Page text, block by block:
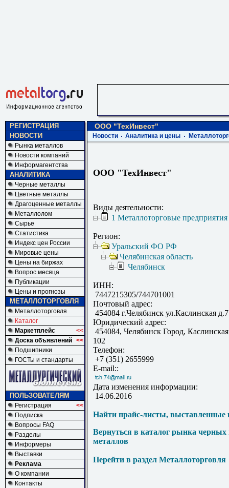
РЕГИСТРАЦИЯ
НОВОСТИ
Рынка металлов
Новости компаний
Информагентства
АНАЛИТИКА
Черные металлы
Цветные металлы
Драгоценные металлы
Металлолом
Сырье
Статистика
Индекс цен России
Мировые цены
Цены на биржах
Вопрос месяца
Публикации
Цены и прогнозы
МЕТАЛЛОТОРГОВЛЯ
Металлоторговля
Каталог
Маркетплейс
<<
Доска объявлений <<
Подшипники
ГОСТы и стандарты
ПОЛЬЗОВАТЕЛЯМ
Регистрация
<<
Подписка
Вопросы FAQ
Разделы
Информеры
Выставки
Реклама
О компании
Контакты
ООО "ТехИнвест"
Новости Аналитика и цены
ООО "ТехИнвест"
Виды деятельности:
1 Металлоторговые
Регион:
Уральский ФО РФ
Челябинская область
Челябинск
ИНН:
7447215305/744701001
Почтовый адрес:
454084 г.Челябинск ул.Каслинская
Юридический адрес:
454084, Челябинск Город,
102
Телефон:
+7 (351) 2655999
E-mail::
Дата изменения информации:
14.06.2016
Найти прайс-листы, выставленные
Вернуться в каталог рынка
металлов
Перейти в раздел Металлоторговля